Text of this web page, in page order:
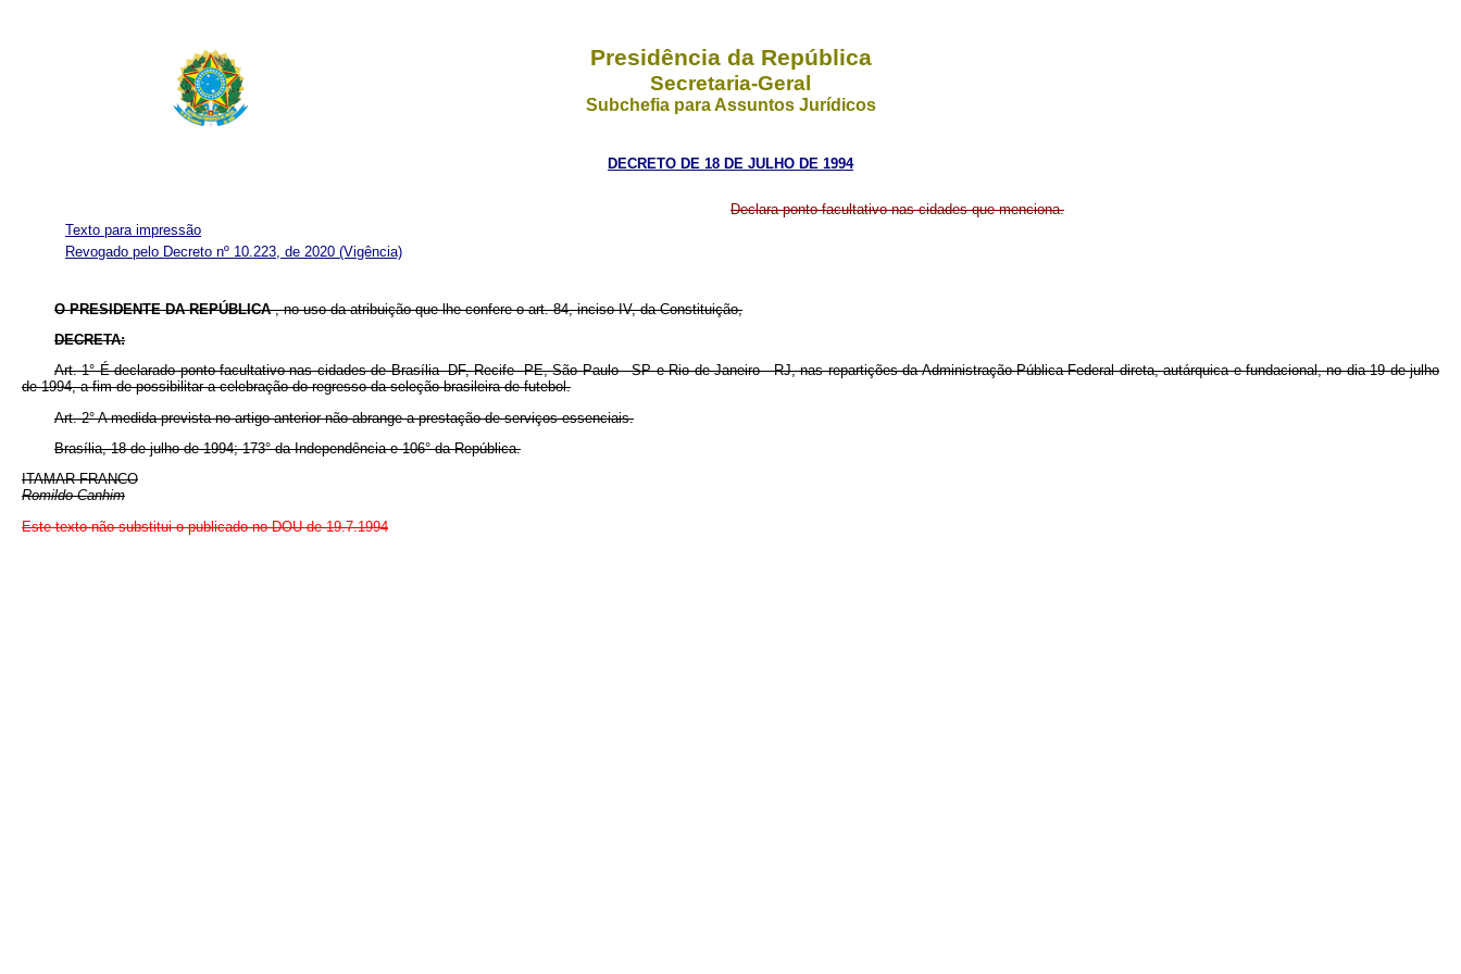
Presidência da República
Secretaria-Geral
Subchefia para Assuntos Jurídicos
DECRETO DE 18 DE JULHO DE 1994
Declara ponto facultativo nas cidades que menciona.
Texto para impressão
Revogado pelo Decreto nº 10.223, de 2020 (Vigência)
O PRESIDENTE DA REPÚBLICA, no uso da atribuição que lhe confere o art. 84, inciso IV, da Constituição,
DECRETA:
Art. 1° É declarado ponto facultativo nas cidades de Brasília -DF, Recife -PE, São Paulo - SP e Rio de Janeiro - RJ, nas repartições da Administração Pública Federal direta, autárquica e fundacional, no dia 19 de julho
de 1994, a fim de possibilitar a celebração do regresso da seleção brasileira de futebol.
Art. 2° A medida prevista no artigo anterior não abrange a prestação de serviços essenciais.
Brasília, 18 de julho de 1994; 173° da Independência e 106° da República.
ITAMAR FRANCO
Romildo Canhim
Este texto não substitui o publicado no DOU de 19.7.1994